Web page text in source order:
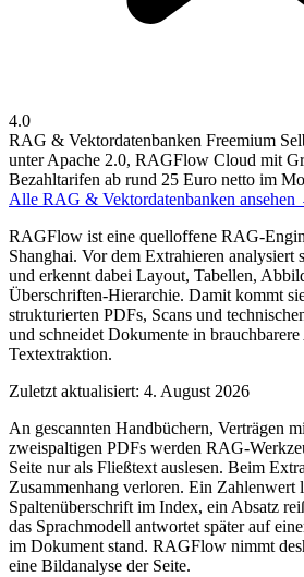
4.0
RAG & Vektordatenbanken Freemium
unter Apache 2.0, RAGFlow Cloud mit
Bezahltarifen ab rund 25 Euro netto im
Alle RAG & Vektordatenbanken ansehen
RAGFlow ist eine quelloffene RAG-
Shanghai. Vor dem Extrahieren analysiert
und erkennt dabei Layout, Tabellen,
Überschriften-Hierarchie. Damit kommt
strukturierten PDFs, Scans und
und schneidet Dokumente in
Textextraktion.
Zuletzt aktualisiert: 4. August 2026
An gescannten Handbüchern, Verträgen
zweispaltigen PDFs werden RAG-
Seite nur als Fließtext auslesen. Beim
Zusammenhang verloren. Ein Zahlenwert
Spaltenüberschrift im Index, ein Absatz
das Sprachmodell antwortet später auf
im Dokument stand. RAGFlow nimmt
eine Bildanalyse der Seite.